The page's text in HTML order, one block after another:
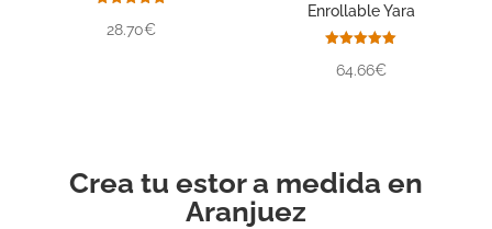
con
28.70€
Enrollable Yara
con
64.66€
Crea tu estor a medida en
Aranjuez